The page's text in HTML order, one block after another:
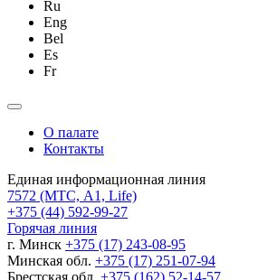
Ru
Eng
Bel
Es
Fr
О палате
Контакты
Единая информационная линия
7572 (МТС, A1, Life)
+375 (44) 592-99-27
Горячая линия
г. Минск +375 (17) 243-08-95
Минская обл. +375 (17) 251-07-94
Брестская обл. +375 (162) 52-14-57